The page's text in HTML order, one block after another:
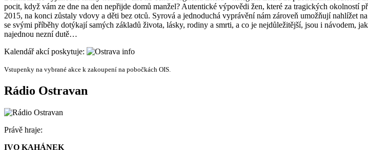
pocit, když vám ze dne na den nepřijde domů manžel? Autentické výpovědi žen, které za tragických
2015, na konci zůstaly vdovy a děti bez otců. Syrová a jednoduchá vyprávění nám zároveň umožňují nahlížet
se svými příběhy dotýkají samých základů života, lásky, rodiny a smrti, a co je nejdůležitější, jsou i návodem,
najednou nezní dutě…
Kalendář akcí poskytuje:
Vstupenky na vybrané akce k zakoupení na pobočkách OIS.
Rádio Ostravan
Právě hraje:
IVO KAHÁNEK